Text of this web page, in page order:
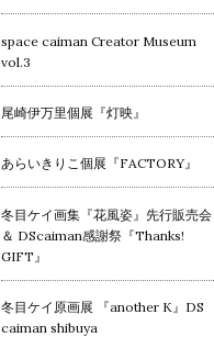
space caiman Creator Museum
vol.3
尾崎伊万里個展『灯映』
あらいきりこ個展『FACTORY』
冬目ケイ画集『花風姿』先行販売会
＆ DScaiman感謝祭『Thanks!
GIFT』
冬目ケイ原画展 『another K』DS
caiman shibuya